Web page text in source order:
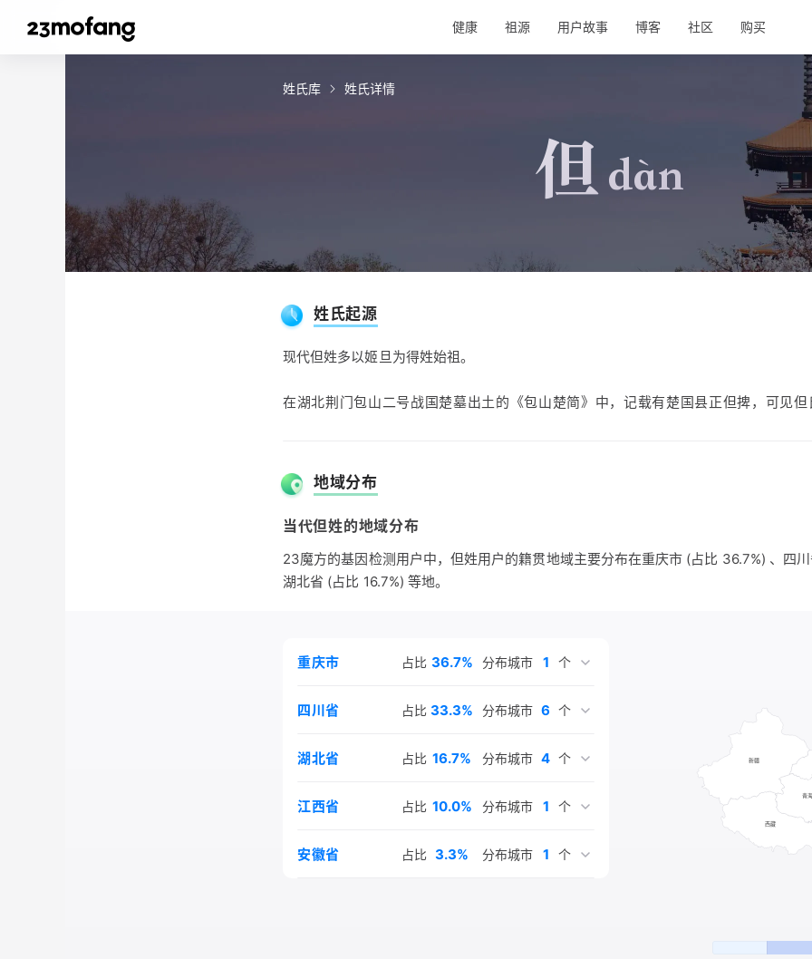
健康 祖源 用户故事 博客 社区 购买
姓氏库 姓氏详情
但dàn
姓氏起源
现代但姓多以姬旦为得姓始祖。
在湖北荆门包山二号战国楚墓出土的《包山楚简》中，记载有楚国县正但捭，可见
史志记载的但氏人物有：但钦，西汉末人，王莽时为西域都护；但望，东汉泰山（今
太守；《北齐书》载有茹茹但钵；但明伦，清代贵州广顺州（今长顺县）人，官至
异》点评家。
《古今图书集成》记载明湖广蒲圻（今湖北赤壁）有但氏，代表人物有但存学，重庆
德将军；但焘，近代民主革命家。
地域分布
当代但姓的地域分布
23魔方的基因检测用户中，但姓用户的籍贯地域主要分布在重庆市 (占比 36.7%) 、四
湖北省 (占比 16.7%) 等地。
重庆市 占比 36.7% 分布城市 1 个
四川省 占比 33.3% 分布城市 6 个
湖北省 占比 16.7% 分布城市 4 个
江西省 占比 10.0% 分布城市 1 个
安徽省 占比 3.3% 分布城市 1 个